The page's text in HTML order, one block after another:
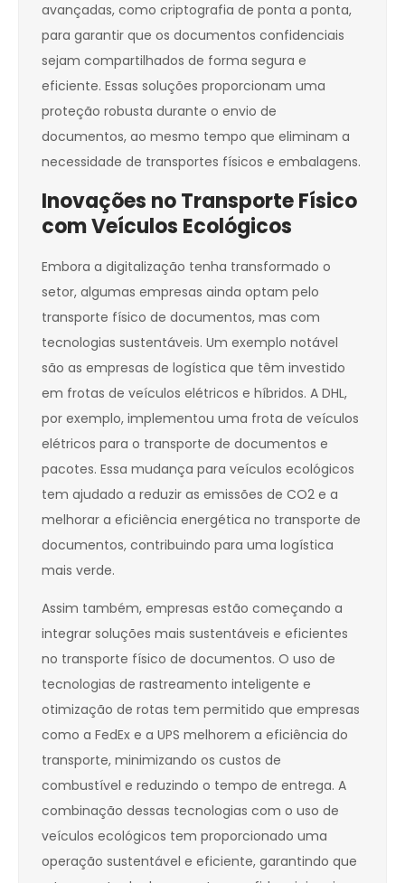
avançadas, como criptografia de ponta a ponta,
para garantir que os documentos confidenciais
sejam compartilhados de forma segura e
eficiente. Essas soluções proporcionam uma
proteção robusta durante o envio de
documentos, ao mesmo tempo que eliminam a
necessidade de transportes físicos e embalagens.
Inovações no Transporte Físico
com Veículos Ecológicos
Embora a digitalização tenha transformado o
setor, algumas empresas ainda optam pelo
transporte físico de documentos, mas com
tecnologias sustentáveis. Um exemplo notável
são as empresas de logística que têm investido
em frotas de veículos elétricos e híbridos. A DHL,
por exemplo, implementou uma frota de veículos
elétricos para o transporte de documentos e
pacotes. Essa mudança para veículos ecológicos
tem ajudado a reduzir as emissões de CO2 e a
melhorar a eficiência energética no transporte de
documentos, contribuindo para uma logística
mais verde.
Assim também, empresas estão começando a
integrar soluções mais sustentáveis e eficientes
no transporte físico de documentos. O uso de
tecnologias de rastreamento inteligente e
otimização de rotas tem permitido que empresas
como a FedEx e a UPS melhorem a eficiência do
transporte, minimizando os custos de
combustível e reduzindo o tempo de entrega. A
combinação dessas tecnologias com o uso de
veículos ecológicos tem proporcionado uma
operação sustentável e eficiente, garantindo que